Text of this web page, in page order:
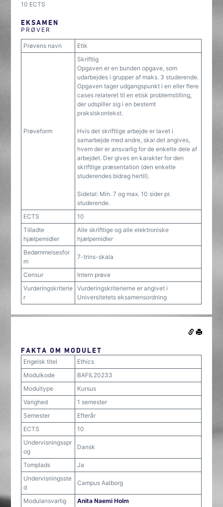
10 ECTS
EKSAMEN
PRØVER
Prøvens navn Etik
Prøveform
Skriftlig
Opgaven er en bunden opgave, som
udarbejdes i grupper af maks. 3 studerende.
Opgaven tager udgangspunkt i en eller flere
cases relateret til en etisk problemstilling,
der udspiller sig i en bestemt
praksiskontekst.
Hvis det skriftlige arbejde er lavet i
samarbejde med andre, skal det angives,
hvem der er ansvarlig for de enkelte dele af
arbejdet. Der gives en karakter for den
skriftlige præsentation (den enkelte
studerendes bidrag hertil).
Sidetal: Min. 7 og max. 10 sider pr.
studerende.
ECTS
10
Tilladte
hjælpemidler
Alle skriftlige og alle elektroniske
hjælpemidler
Bedømmelsesfor
m
7-trins-skala
Censur
Intern prøve
Vurderingskriterie
r
Vurderingskriterierne er angivet i
Universitetets eksamensordning
FAKTA OM MODULET
Engelsk titel
Ethics
Modulkode
BAFIL20233
Modultype
Kursus
Varighed
1 semester
Semester
Efterår
ECTS
10
Undervisningsspr
og
Dansk
Tomplads
Ja
Undervisningsste
d
Campus Aalborg
Modulansvarlig
Anita Naemi Holm